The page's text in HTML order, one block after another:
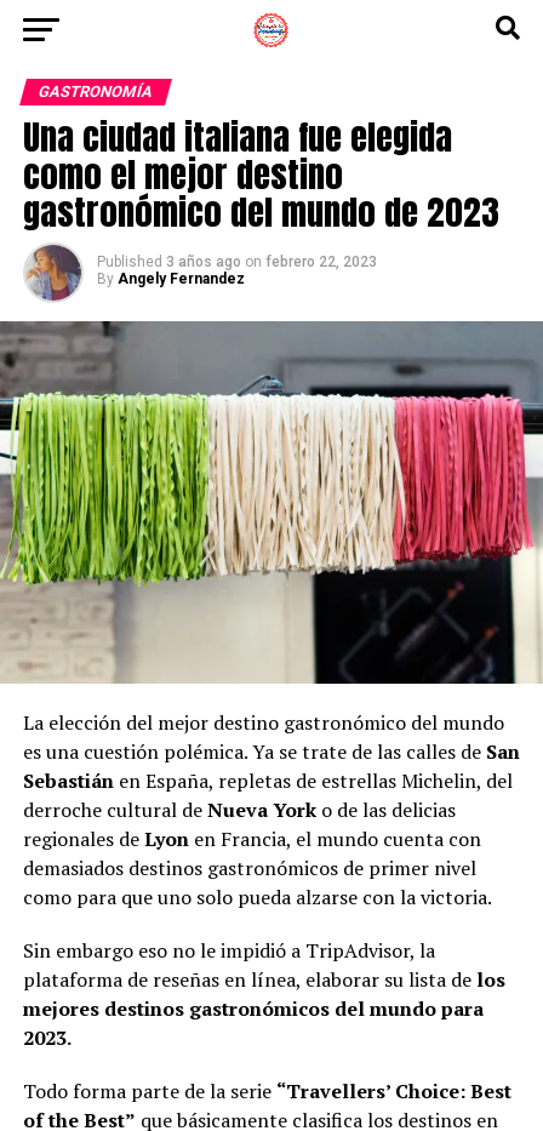
GASTRONOMÍA
Una ciudad italiana fue elegida
como el mejor destino
gastronómico del mundo de 2023
Published 3 años ago on febrero 22, 2023
By Angely Fernandez
La elección del mejor destino gastronómico del mundo
es una cuestión polémica. Ya se trate de las calles de San
Sebastián en España, repletas de estrellas Michelin, del
derroche cultural deNueva York o de las delicias
regionales deLyonen Francia, el mundo cuenta con
demasiados destinos gastronómicos de primer nivel
como para que uno solo pueda alzarse con la victoria.
Sin embargo eso no le impidió a TripAdvisor, la
plataforma de reseñas en línea, elaborar su lista delos
mejores destinos gastronómicos del mundo para
2023.
Todo forma parte de la serie “Travellers’ Choice: Best
of the Best” que básicamente clasifica los destinos en